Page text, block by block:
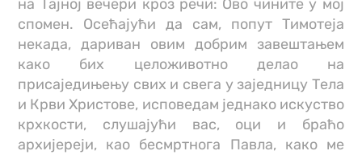
на Тајној вечери кроз речи: Ово чините у мој
спомен. Осећајући да сам, попут Тимотеја
некада, дариван овим добрим завештањем
како бих целоживотно делао на
присаједињењу свих и свега у заједницу Тела
и Крви Христове, исповедам једнако искуство
крхкости, слушајући вас, оци и браћо
архијереји, као бесмртнога Павла, како ме